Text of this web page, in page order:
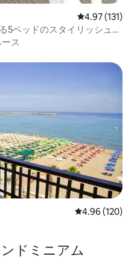
レビュー131
4.97 (131)
5ベッドのスタイリッシュな
ス
レビュー120
4.96 (120)
ドミニアム